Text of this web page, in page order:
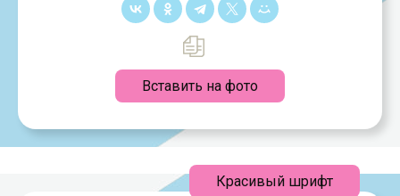
Вставить на фото
Красивый шрифт